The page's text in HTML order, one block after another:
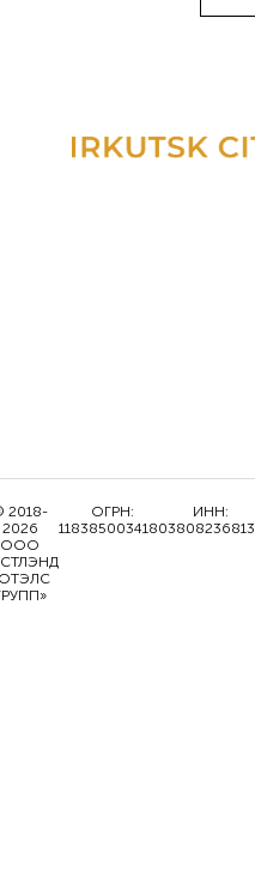
2018-
2026
ООО
ОГРН:
1183850034180
ИНН:
3808236813